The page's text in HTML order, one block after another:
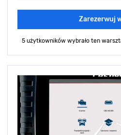
Zarezerwuj
5 użytkowników wybrało ten